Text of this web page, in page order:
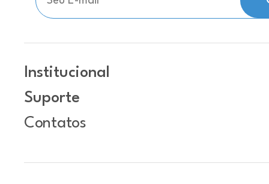
Institucional
Suporte
Contatos